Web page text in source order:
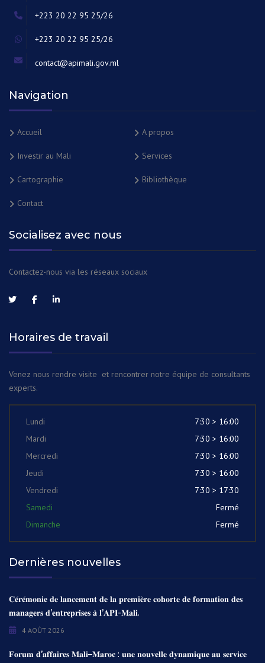
+223 20 22 95 25/26
+223 20 22 95 25/26
contact@apimali.gov.ml
Navigation
Accueil A propos
Investir au Mali Services
Cartographie Bibliothèque
Contact
Socialisez avec nous
Contactez-nous via les réseaux sociaux
Horaires de travail
Venez nous rendre visite et rencontrer notre équipe de consultants
experts.
Lundi
7:30 > 16:00
Mardi
7:30 > 16:00
Mercredi
7:30 > 16:00
Jeudi
7:30 > 16:00
Vendredi
7:30 > 17:30
Samedi
Fermé
Dimanche
Fermé
Dernières nouvelles
𝐂𝐞́𝐫𝐞́𝐦𝐨𝐧𝐢𝐞 𝐝𝐞 𝐥𝐚𝐧𝐜𝐞𝐦𝐞𝐧𝐭 𝐝𝐞 𝐥𝐚 𝐩𝐫𝐞𝐦𝐢𝐞̀𝐫𝐞 𝐜𝐨𝐡𝐨𝐫𝐭𝐞 𝐝𝐞 𝐟𝐨𝐫𝐦𝐚𝐭𝐢𝐨𝐧 𝐝𝐞𝐬
𝐦𝐚𝐧𝐚𝐠𝐞𝐫𝐬 𝐝’𝐞𝐧𝐭𝐫𝐞𝐩𝐫𝐢𝐬𝐞𝐬 𝐚̀ 𝐥’𝐀𝐏𝐈-𝐌𝐚𝐥𝐢.
4 AOÛT 2026
𝐅𝐨𝐫𝐮𝐦 𝐝’𝐚𝐟𝐟𝐚𝐢𝐫𝐞𝐬 𝐌𝐚𝐥𝐢–𝐌𝐚𝐫𝐨𝐜 : 𝐮𝐧𝐞 𝐧𝐨𝐮𝐯𝐞𝐥𝐥𝐞 𝐝𝐲𝐧𝐚𝐦𝐢𝐪𝐮𝐞 𝐚𝐮 𝐬𝐞𝐫𝐯𝐢𝐜𝐞